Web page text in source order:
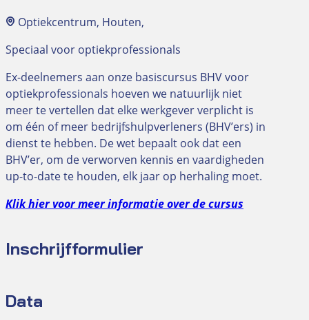
Optiekcentrum, Houten,
Speciaal voor optiekprofessionals
Ex-deelnemers aan onze basiscursus BHV voor
optiekprofessionals hoeven we natuurlijk niet
meer te vertellen dat elke werkgever verplicht is
om één of meer bedrijfshulpverleners (BHV’ers) in
dienst te hebben. De wet bepaalt ook dat een
BHV’er, om de verworven kennis en vaardigheden
up-to-date te houden, elk jaar op herhaling moet.
Klik hier voor meer informatie over de cursus
Inschrijfformulier
Data